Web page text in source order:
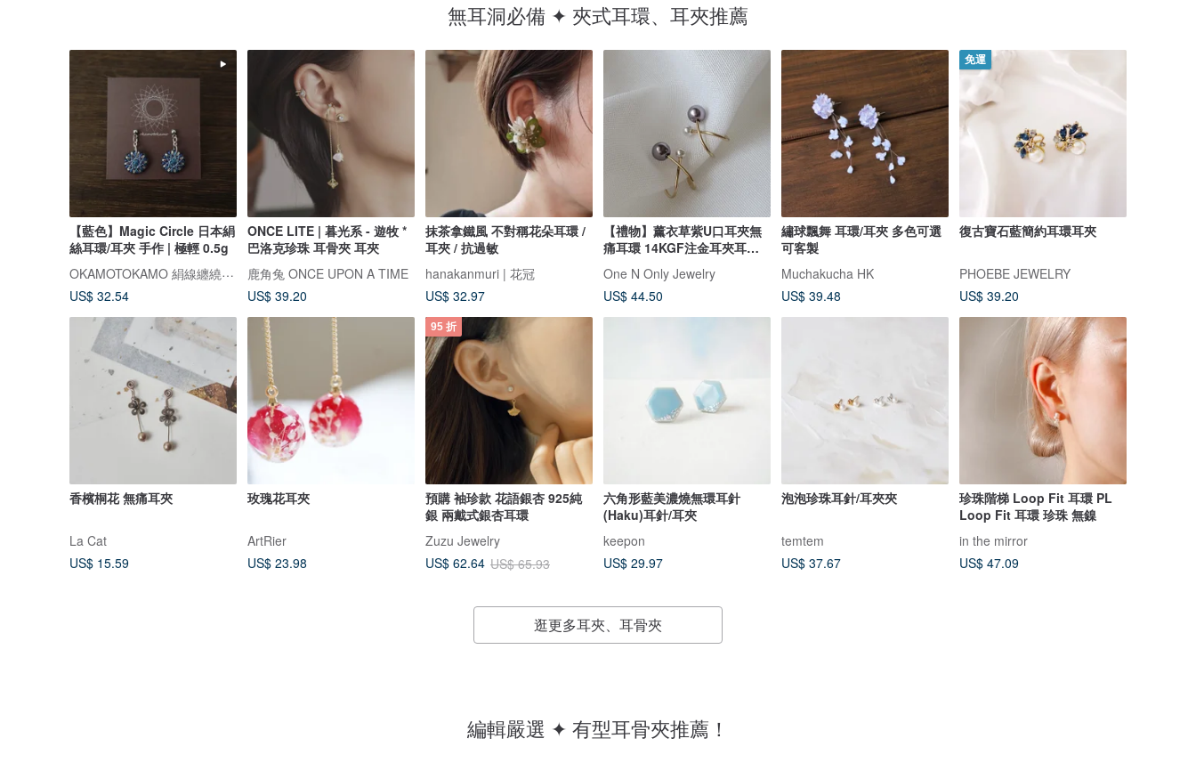
無耳洞必備 ✦ 夾式耳環、耳夾推薦
【藍色】Magic Circle 日本絹
絲耳環/耳夾 手作 | 極輕 0.5g
OKAMOTOKAMO 絹線纏繞手作飾品專門店
US$ 32.54
ONCE LITE | 暮光系 - 遊牧 *
巴洛克珍珠 耳骨夾 耳夾
鹿角兔 ONCE UPON A TIME
US$ 39.20
抹茶拿鐵風 不對稱花朵耳環 /
耳夾 / 抗過敏
hanakanmuri | 花冠
US$ 32.97
【禮物】薰衣草紫U口耳夾無
痛耳環 14KGF注金耳夾耳環
生日
One N Only Jewelry
US$ 44.50
繡球飄舞 耳環/耳夾 多色可選
可客製
Muchakucha HK
US$ 39.48
免運
復古寶石藍簡約耳環耳夾
PHOEBE JEWELRY
US$ 39.20
香檳桐花 無痛耳夾
La Cat
US$ 15.59
玫瑰花耳夾
ArtRier
US$ 23.98
95 折
預購 袖珍款 花語銀杏 925純
銀 兩戴式銀杏耳環
Zuzu Jewelry
US$ 62.64 US$ 65.93
六角形藍美濃燒無環耳針
(Haku)耳針/耳夾
keepon
US$ 29.97
泡泡珍珠耳針/耳夾夾
temtem
US$ 37.67
珍珠階梯 Loop Fit 耳環 PL
Loop Fit 耳環 珍珠 無鎳
in the mirror
US$ 47.09
逛更多耳夾、耳骨夾
編輯嚴選 ✦ 有型耳骨夾推薦！